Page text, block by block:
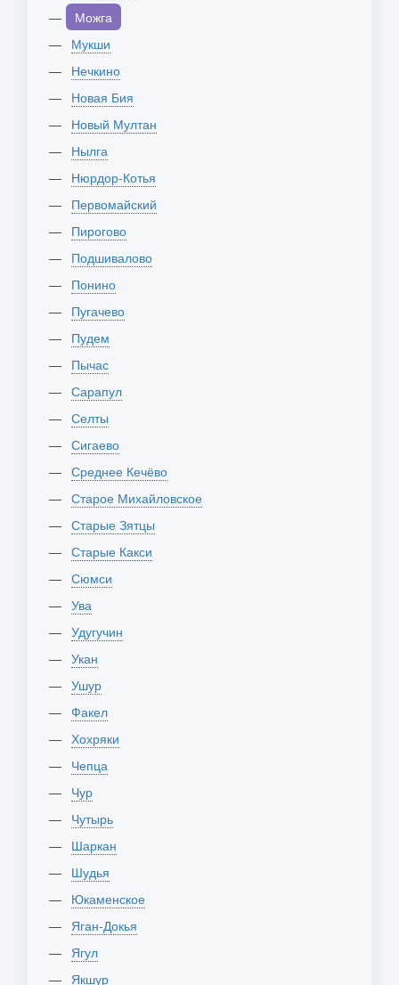
Можга
Мукши
Нечкино
Новая Бия
Новый Мултан
Нылга
Нюрдор-Котья
Первомайский
Пирогово
Подшивалово
Понино
Пугачево
Пудем
Пычас
Сарапул
Селты
Сигаево
Среднее Кечёво
Старое Михайловское
Старые Зятцы
Старые Какси
Сюмси
Ува
Удугучин
Укан
Ушур
Факел
Хохряки
Чепца
Чур
Чутырь
Шаркан
Шудья
Юкаменское
Яган-Докья
Ягул
Якшур